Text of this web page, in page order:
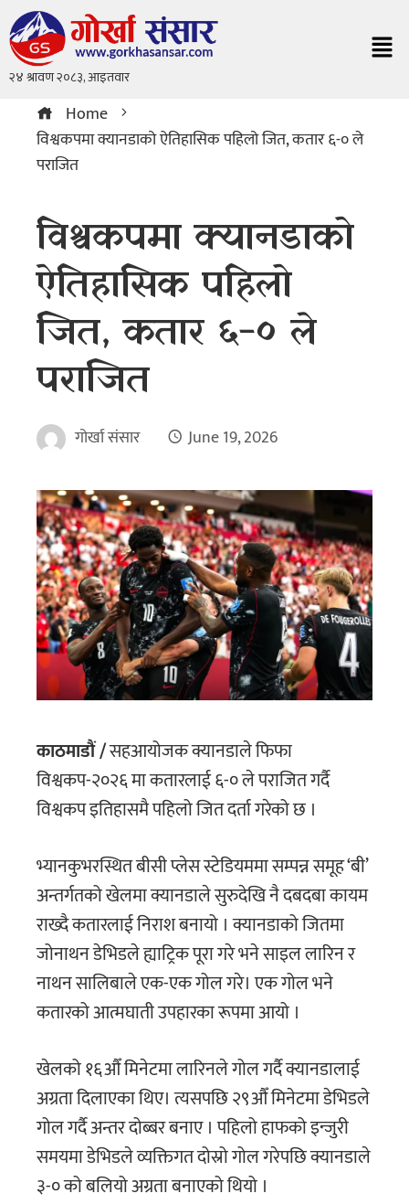
Home
विश्वकपमा क्यानडाको ऐतिहासिक पहिलो जित, कतार ६-० ले
पराजित
विश्वकपमा क्यानडाको
ऐतिहासिक पहिलो
जित, कतार ६-० ले
पराजित
गोर्खा संसार June 19, 2026
काठमाडौं /सहआयोजक क्यानडाले फिफा
विश्वकप-२०२६ मा कतारलाई ६-० ले पराजित गर्दै
विश्वकप इतिहासमै पहिलो जित दर्ता गरेको छ ।
भ्यानकुभरस्थित बीसी प्लेस स्टेडियममा सम्पन्न समूह ‘बी’
अन्तर्गतको खेलमा क्यानडाले सुरुदेखि नै दबदबा कायम
राख्दै कतारलाई निराश बनायो । क्यानडाको जितमा
जोनाथन डेभिडले ह्याट्रिक पूरा गरे भने साइल लारिन र
नाथन सालिबाले एक-एक गोल गरे। एक गोल भने
कतारको आत्मघाती उपहारका रूपमा आयो ।
खेलको १६औँ मिनेटमा लारिनले गोल गर्दै क्यानडालाई
अग्रता दिलाएका थिए। त्यसपछि २९औँ मिनेटमा डेभिडले
गोल गर्दै अन्तर दोब्बर बनाए । पहिलो हाफको इन्जुरी
समयमा डेभिडले व्यक्तिगत दोस्रो गोल गरेपछि क्यानडाले
३-० को बलियो अग्रता बनाएको थियो ।